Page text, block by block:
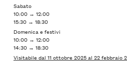
Sabato
10:00 → 12:00
15:30 → 18:30
Domenica e festivi
10:00 → 12:00
14:30 → 18:30
Visitabile dal 11 ottobre 2025 al 22 febbraio